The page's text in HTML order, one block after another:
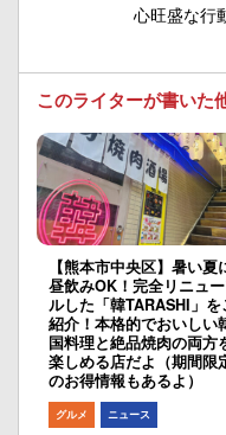
心旺盛な行
このライターが書いた
【熊本市中央区】暑い夏
昼飲みOK！完全リニュ
ルした「韓TARASHI」を
紹介！本格的でおいしい
国料理と絶品焼肉の両方
楽しめる店だよ（期間限
のお得情報もあるよ）
グルメ ニュース